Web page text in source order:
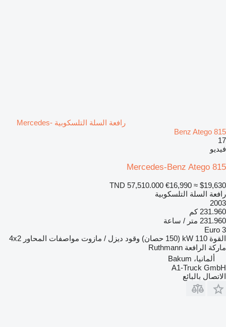
رافعة السلة التلسكوبية Mercedes-
Benz Atego 815
17
فيديو
Mercedes-Benz Atego 815
TND 57,510.000 €16,990 ≈ $19,630
رافعة السلة التلسكوبية
2003
231.960 كم
231.960 متر / ساعة
Euro 3
القوة 110 kW (150 حصان) وقود ديزل / مازوت مواصفات المحاور 4x2
ماركة الرافعة Ruthmann
ألمانيا، Bakum
A1-Truck GmbH
الاتصال بالبائع